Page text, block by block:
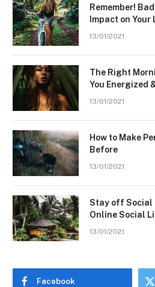
Remember!
Impact on
13/01/2021
The Right
You Energized
13/01/2021
How to Make
Before
13/01/2021
Stay off Social
Online Social
13/01/2021
Facebook